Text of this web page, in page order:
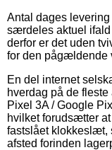
Antal dages
særdeles aktuel ifald
derfor er det uden
for den pågældende
En del internet
hverdag på de
Pixel 3A / Google
hvilket forudsætter
fastslået klokkeslæt,
afsted forinden